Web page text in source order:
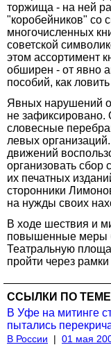
торжища - на ней
"коробейников" со
многочисленных
советской
этом ассортимент
обширен - от явно
пособий, как
Явных нарушений
не зафиксировано.
словесные
левых
движений
организовать сбор
их печатных
сторонники
на нужды своих
В ходе шествия и
повышенные меры
Театральную
пройти через
ССЫЛКИ ПО ТЕМЕ
В Уфе на митинге
пытались
В России | 01 мая